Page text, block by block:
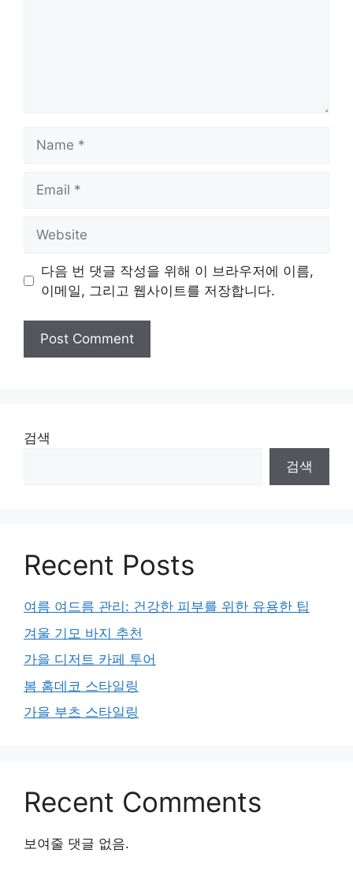
다음 번 댓글 작성을 위해 이 브라우저에 이름,
이메일, 그리고 웹사이트를 저장합니다.
검색
검색
Recent Posts
여름 여드름 관리: 건강한 피부를 위한 유용한 팁
겨울 기모 바지 추천
가을 디저트 카페 투어
봄 홈데코 스타일링
가을 부츠 스타일링
Recent Comments
보여줄 댓글 없음.